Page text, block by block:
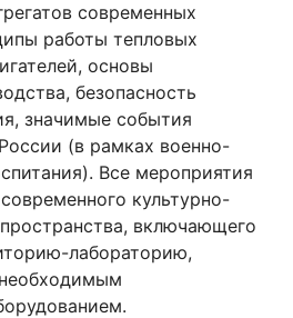
современных
работы тепловых
основы
безопасность
значимые события
(в рамках военно-
Все мероприятия
культурно-
включающего
лабораторию,